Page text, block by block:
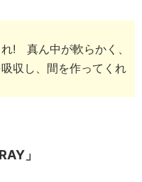
! 真ん中が軟らかく、
収し、間を作ってくれ
」